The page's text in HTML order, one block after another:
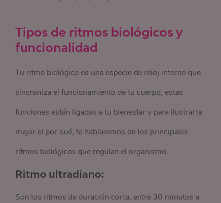
Tipos de ritmos biológicos y
funcionalidad
Tu ritmo biológico es una especie de reloj interno que
sincroniza el funcionamiento de tu cuerpo, estas
funciones están ligadas a tu bienestar y para ilustrarte
mejor el por qué, te hablaremos de los principales
ritmos biológicos que regulan el organismo.
Ritmo ultradiano:
Son los ritmos de duración corta, entre 30 minutos a